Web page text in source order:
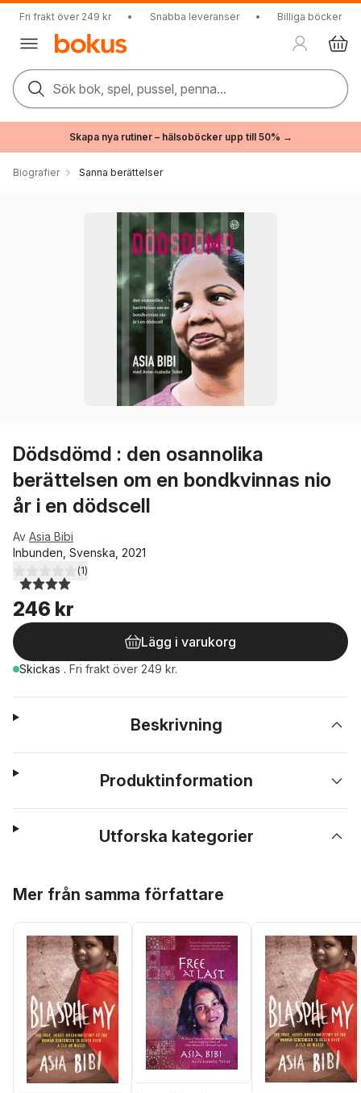
Fri frakt över 249 kr • Snabba leveranser • Billiga böcker
Sök bok, spel, pussel, penna...
Skapa nya rutiner – hälsoböcker upp till 50% →
Biografier Sanna berättelser
Dödsdömd : den osannolika
berättelsen om en bondkvinnas nio
år i en dödscell
Av Asia Bibi
Inbunden, Svenska, 2021
4,0utav 5 stjärnor. Totalt antal röster:
(1)
246 kr
Lägg i varukorg
Skickas . Fri frakt över 249 kr.
Beskrivning
Produktinformation
Utforska kategorier
Mer från samma författare